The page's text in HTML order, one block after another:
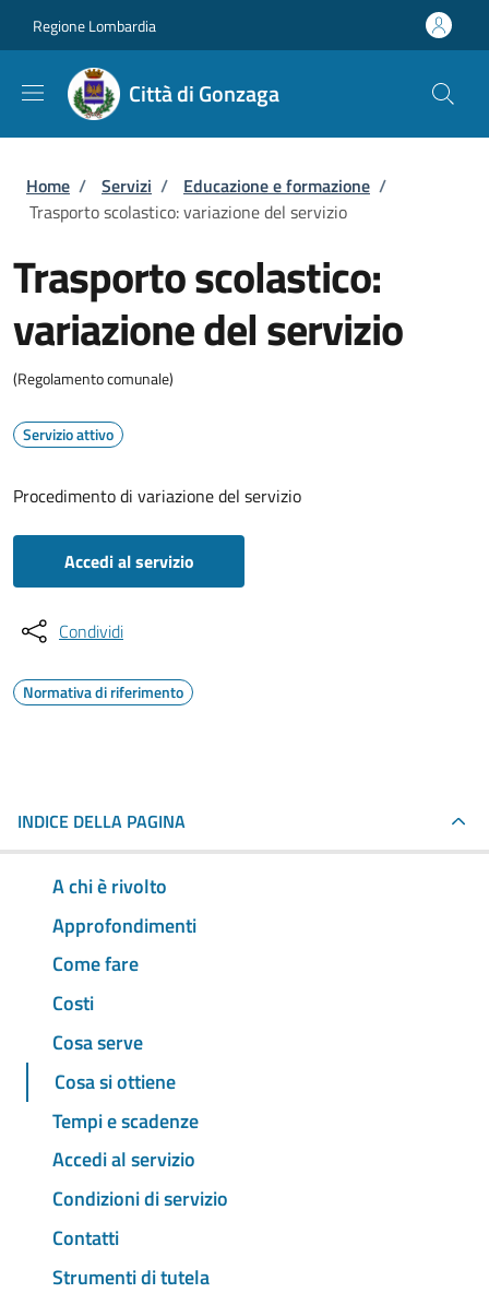
Regione Lombardia
Città di Gonzaga
Briciole di pane
Home / Servizi / Educazione e formazione /
Trasporto scolastico: variazione del servizio
Trasporto scolastico:
variazione del servizio
(Regolamento comunale)
Servizio attivo
Procedimento di variazione del servizio
Accedi al servizio
Condividi
Normativa di riferimento
INDICE DELLA PAGINA
A chi è rivolto
Approfondimenti
Come fare
Costi
Cosa serve
Cosa si ottiene
Tempi e scadenze
Accedi al servizio
Condizioni di servizio
Contatti
Strumenti di tutela